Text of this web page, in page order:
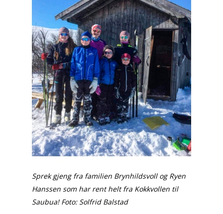
Sprek gjeng fra familien Brynhildsvoll og Ryen
Hanssen som har rent helt fra Kokkvollen til
Saubua! Foto: Solfrid Balstad